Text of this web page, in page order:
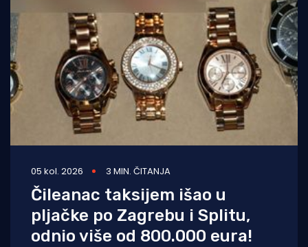
05 kol. 2026 3 MIN. ČITANJA
Čileanac taksijem išao u
pljačke po Zagrebu i Splitu,
odnio više od 800.000 eura!